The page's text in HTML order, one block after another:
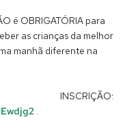
é OBRIGATÓRIA para
as crianças da melhor
manhã diferente na
.